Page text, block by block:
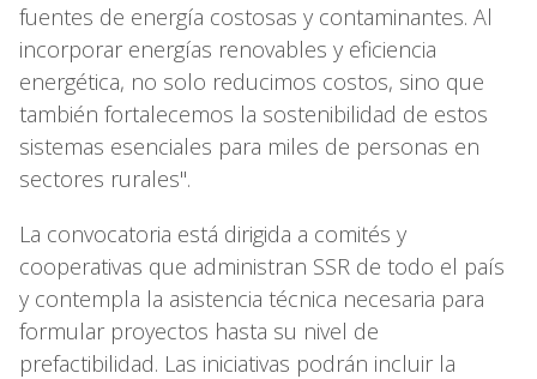
fuentes de energía costosas y contaminantes. Al
incorporar energías renovables y eficiencia
energética, no solo reducimos costos, sino que
también fortalecemos la sostenibilidad de estos
sistemas esenciales para miles de personas en
sectores rurales".
La convocatoria está dirigida a comités y
cooperativas que administran SSR de todo el país
y contempla la asistencia técnica necesaria para
formular proyectos hasta su nivel de
prefactibilidad. Las iniciativas podrán incluir la